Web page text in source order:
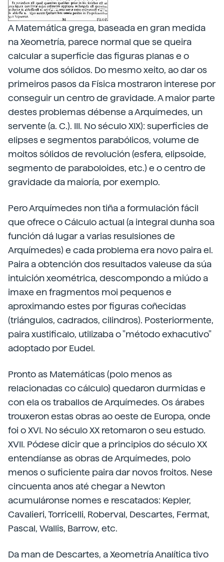
A Matemática grega, baseada en gran medida
na Xeometría, parece normal que se queira
calcular a superficie das figuras planas e o
volume dos sólidos. Do mesmo xeito, ao dar os
primeiros pasos da Física mostraron interese por
conseguir un centro de gravidade. A maior parte
destes problemas débense a Arquímedes, un
servente (a. C.). III. No século XIX): superficies de
elipses e segmentos parabólicos, volume de
moitos sólidos de revolución (esfera, elipsoide,
segmento de paraboloides, etc.) e o centro de
gravidade da maioría, por exemplo.
Pero Arquímedes non tiña a formulación fácil
que ofrece o Cálculo actual (a integral dunha soa
función dá lugar a varias resulsiones de
Arquímedes) e cada problema era novo paira el.
Paira a obtención dos resultados valeuse da súa
intuición xeométrica, descompondo a miúdo a
imaxe en fragmentos moi pequenos e
aproximando estes por figuras coñecidas
(triángulos, cadrados, cilindros). Posteriormente,
paira xustificalo, utilizaba o "método exhacutivo"
adoptado por Eudel.
Pronto as Matemáticas (polo menos as
relacionadas co cálculo) quedaron durmidas e
con ela os traballos de Arquímedes. Os árabes
trouxeron estas obras ao oeste de Europa, onde
foi o XVI. No século XX retomaron o seu estudo.
XVII. Pódese dicir que a principios do século XX
entendíanse as obras de Arquímedes, polo
menos o suficiente paira dar novos froitos. Nese
cincuenta anos até chegar a Newton
acumuláronse nomes e rescatados: Kepler,
Cavalieri, Torricelli, Roberval, Descartes, Fermat,
Pascal, Wallis, Barrow, etc.
Da man de Descartes, a Xeometría Analítica tivo